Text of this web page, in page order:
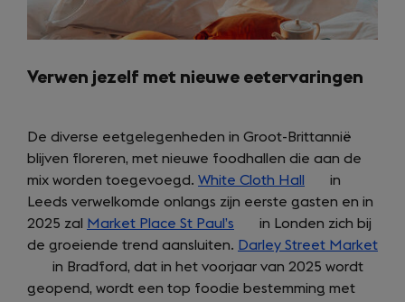
Verwen jezelf met nieuwe eetervaringen
De diverse eetgelegenheden in Groot-Brittannië
blijven floreren, met nieuwe foodhallen die aan de
mix worden toegevoegd. White Cloth Hall
(opens
in
a
new
tab)
in
Leeds verwelkomde onlangs zijn eerste gasten en in
2025 zal
Market Place St Paul’s (opens
in
a
new
in Londen zich bij
de groeiende trend aansluiten. Darley Street Market
in Bradford, dat in het voorjaar van 2025 wordt
geopend, wordt een top foodie bestemming met